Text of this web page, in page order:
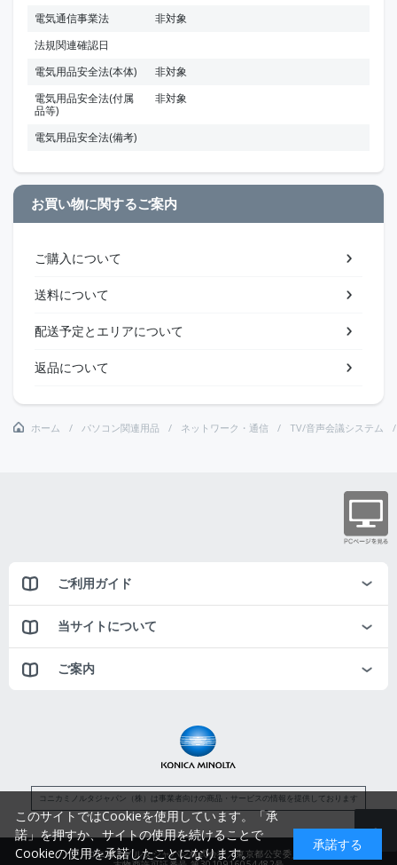
電気通信事業法
非対象
法規関連確認日
電気用品安全法(本体)
非対象
電気用品安全法(付属
品等)
非対象
電気用品安全法(備考)
お買い物に関するご案内
ご購入について
送料について
配送予定とエリアについて
返品について
ホーム パソコン関連用品 ネットワーク・通信 TV/音声会議システム
ご利用ガイド
当サイトについて
ご案内
コニカミノルタジャパン（株）は事業者向けの商品・サービスの情報を提供しております
コニカミノルタジャパン株式会社／東京都公安委員会
このサイトではCookieを使用しています。「承
諾」を押すか、サイトの使用を続けることで
Cookieの使用を承諾したことになります。
承諾する